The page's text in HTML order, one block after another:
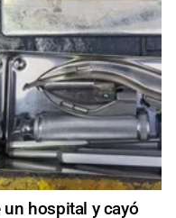
hospital y cayó